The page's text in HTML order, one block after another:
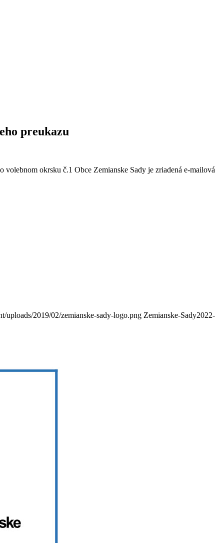
preukazu
okrsku č.1 Obce Zemianske Sady je zriadená e-mailová
uploads/2019/02/zemianske-sady-logo.png Zemianske-Sady2022-